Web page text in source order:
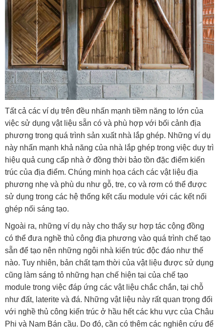
Tất cả các ví dụ trên đều nhấn mạnh tiềm năng to lớn của
việc sử dụng vật liệu sẵn có và phù hợp với bối cảnh địa
phương trong quá trình sản xuất nhà lắp ghép. Những ví dụ
này nhấn mạnh khả năng của nhà lắp ghép trong việc duy trì
hiệu quả cung cấp nhà ở đồng thời bảo tồn đặc điểm kiến ​​
trúc của địa điểm. Chúng minh họa cách các vật liệu địa
phương nhẹ và phù du như gỗ, tre, cọ và rơm có thể được
sử dụng trong các hệ thống kết cấu module với các kết nối
ghép nối sáng tạo.
Ngoài ra, những ví dụ này cho thấy sự hợp tác cộng đồng
có thể đưa nghề thủ công địa phương vào quá trình chế tạo
sẵn để tạo nên những ngôi nhà kiến ​​trúc độc đáo như thế
nào. Tuy nhiên, bản chất tạm thời của vật liệu được sử dụng
cũng làm sáng tỏ những hạn chế hiện tại của chế tạo
module trong việc đáp ứng các vật liệu chắc chắn, tại chỗ
như đất, laterite và đá. Những vật liệu này rất quan trọng đối
với nghề thủ công kiến ​​trúc ở hầu hết các khu vực của Châu
Phi và Nam Bán cầu. Do đó, cần có thêm các nghiên cứu để